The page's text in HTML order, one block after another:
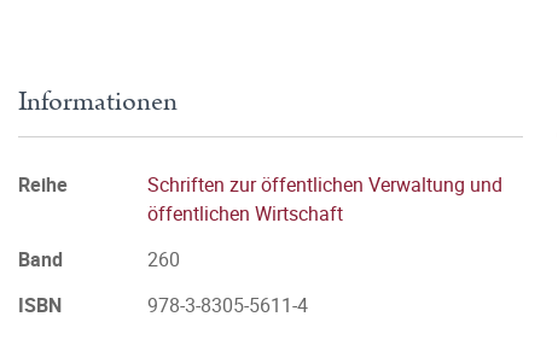
Informationen
Reihe
Schriften zur öffentlichen Verwaltung und
öffentlichen Wirtschaft
Band
260
ISBN
978-3-8305-5611-4